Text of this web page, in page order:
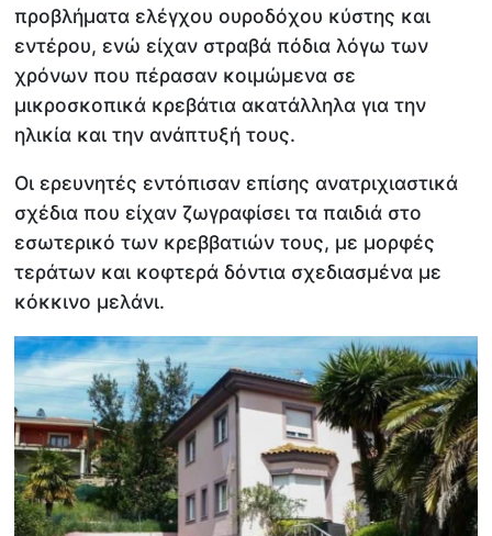
προβλήματα ελέγχου ουροδόχου κύστης και
εντέρου, ενώ είχαν στραβά πόδια λόγω των
χρόνων που πέρασαν κοιμώμενα σε
μικροσκοπικά κρεβάτια ακατάλληλα για την
ηλικία και την ανάπτυξή τους.
Οι ερευνητές εντόπισαν επίσης ανατριχιαστικά
σχέδια που είχαν ζωγραφίσει τα παιδιά στο
εσωτερικό των κρεββατιών τους, με μορφές
τεράτων και κοφτερά δόντια σχεδιασμένα με
κόκκινο μελάνι.